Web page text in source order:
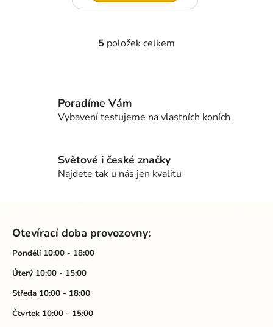
O
a
p
r
v
ý
5 položek celkem
Poradíme Vám
Vybavení testujeme na vlastních koních
Světové i české značky
Najdete tak u nás jen kvalitu
Otevírací doba provozovny:
Pondělí 10:00 - 18:00
Úterý 10:00 - 15:00
Středa 10:00 - 18:00
Čtvrtek 10:00 - 15:00